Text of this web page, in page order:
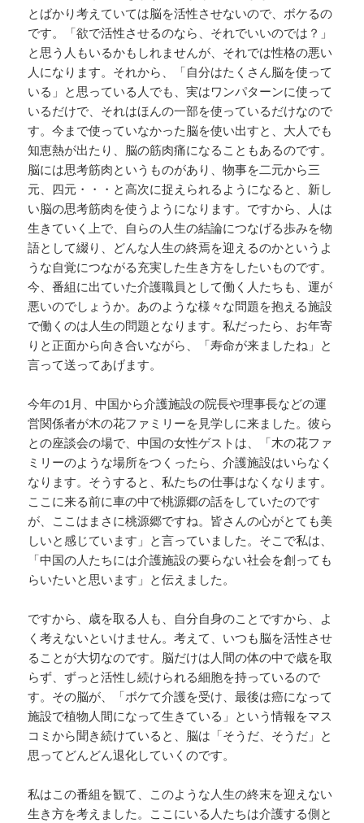
とばかり考えていては脳を活性させないので、ボケるの
です。「欲で活性させるのなら、それでいいのでは？」
と思う人もいるかもしれませんが、それでは性格の悪い
人になります。それから、「自分はたくさん脳を使って
いる」と思っている人でも、実はワンパターンに使って
いるだけで、それはほんの一部を使っているだけなので
す。今まで使っていなかった脳を使い出すと、大人でも
知恵熱が出たり、脳の筋肉痛になることもあるのです。
脳には思考筋肉というものがあり、物事を二元から三
元、四元・・・と高次に捉えられるようになると、新し
い脳の思考筋肉を使うようになります。ですから、人は
生きていく上で、自らの人生の結論につなげる歩みを物
語として綴り、どんな人生の終焉を迎えるのかというよ
うな自覚につながる充実した生き方をしたいものです。
今、番組に出ていた介護職員として働く人たちも、運が
悪いのでしょうか。あのような様々な問題を抱える施設
で働くのは人生の問題となります。私だったら、お年寄
りと正面から向き合いながら、「寿命が来ましたね」と
言って送ってあげます。
今年の1月、中国から介護施設の院長や理事長などの運
営関係者が木の花ファミリーを見学しに来ました。彼ら
との座談会の場で、中国の女性ゲストは、「木の花ファ
ミリーのような場所をつくったら、介護施設はいらなく
なります。そうすると、私たちの仕事はなくなります。
ここに来る前に車の中で桃源郷の話をしていたのです
が、ここはまさに桃源郷ですね。皆さんの心がとても美
しいと感じています」と言っていました。そこで私は、
「中国の人たちには介護施設の要らない社会を創っても
らいたいと思います」と伝えました。
ですから、歳を取る人も、自分自身のことですから、よ
く考えないといけません。考えて、いつも脳を活性させ
ることが大切なのです。脳だけは人間の体の中で歳を取
らず、ずっと活性し続けられる細胞を持っているので
す。その脳が、「ボケて介護を受け、最後は癌になって
施設で植物人間になって生きている」という情報をマス
コミから聞き続けていると、脳は「そうだ、そうだ」と
思ってどんどん退化していくのです。
私はこの番組を観て、このような人生の終末を迎えない
生き方を考えました。ここにいる人たちは介護する側と